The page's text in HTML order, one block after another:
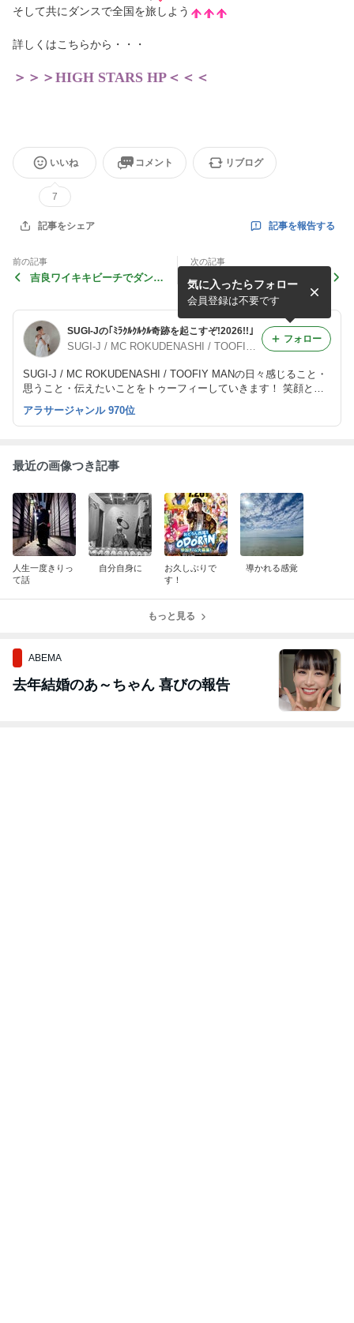
そして共にダンスで全国を旅しよう
詳しくはこちらから・・・
＞＞＞HIGH STARS HP＜＜＜
いいね
7
コメント リブログ
記事をシェア 記事を報告する
前の記事
吉良ワイキキビーチでダンス
次の記事
DANCE@LIVE RIZE CHUB
U vol,1！したっ！
SUGI-Jの｢ﾐﾗｸﾙｸﾙｸﾙ奇跡を起こすぞ!2026!!｣
SUGI-J / MC ROKUDENASHI / TOOFIY MANの日々感じること・
思うこと・伝えたいことをトゥーフィーしていきます！ 笑顔とハ
ッピーをお届けblogへようこそ
気に入ったらフォロー
会員登録は不要です
フォロー
アラサージャンル 970位
最近の画像つき記事
人生一度きりっ
て話
自分自身に
お久しぶりで
す！
導かれる感覚
もっと見る
ABEMA
去年結婚のあ～ちゃん 喜びの報告